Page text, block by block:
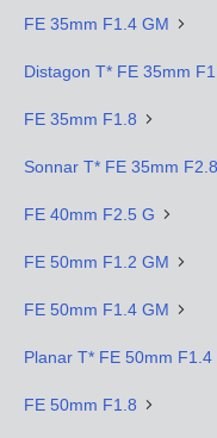
FE 35mm F1.4 GM
Distagon T* FE 35mm
FE 35mm F1.8
Sonnar T* FE 35mm
FE 40mm F2.5 G
FE 50mm F1.2 GM
FE 50mm F1.4 GM
Planar T* FE 50mm F1.4
FE 50mm F1.8